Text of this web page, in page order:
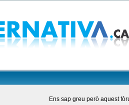
Ens sap greu però aquest